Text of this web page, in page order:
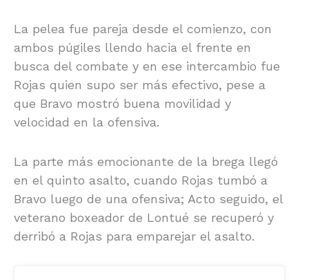
La pelea fue pareja desde el comienzo, con
ambos púgiles llendo hacia el frente en
busca del combate y en ese intercambio fue
Rojas quien supo ser más efectivo, pese a
que Bravo mostró buena movilidad y
velocidad en la ofensiva.
La parte más emocionante de la brega llegó
en el quinto asalto, cuando Rojas tumbó a
Bravo luego de una ofensiva; Acto seguido, el
veterano boxeador de Lontué se recuperó y
derribó a Rojas para emparejar el asalto.